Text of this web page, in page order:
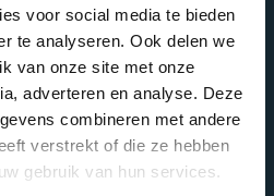
voor social media te bieden
te analyseren. Ook delen we
van onze site met onze
adverteren en analyse. Deze
combineren met andere
verstrekt of die ze hebben
gebruik van hun services.
ervaringen
ons zeggen